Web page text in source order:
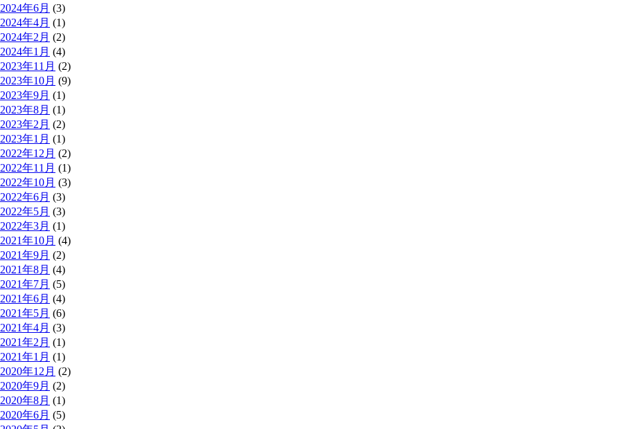
2024年6月 (3)
2024年4月 (1)
2024年2月 (2)
2024年1月 (4)
2023年11月 (2)
2023年10月 (9)
2023年9月 (1)
2023年8月 (1)
2023年2月 (2)
2023年1月 (1)
2022年12月 (2)
2022年11月 (1)
2022年10月 (3)
2022年6月 (3)
2022年5月 (3)
2022年3月 (1)
2021年10月 (4)
2021年9月 (2)
2021年8月 (4)
2021年7月 (5)
2021年6月 (4)
2021年5月 (6)
2021年4月 (3)
2021年2月 (1)
2021年1月 (1)
2020年12月 (2)
2020年9月 (2)
2020年8月 (1)
2020年6月 (5)